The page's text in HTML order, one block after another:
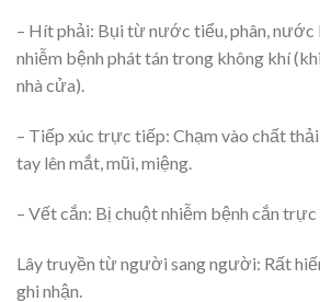
– Hít phải: Bụi từ nước tiểu, phân, nước
nhiễm bệnh phát tán trong không khí
nhà cửa).
– Tiếp xúc trực tiếp: Chạm vào chất
tay lên mắt, mũi, miệng.
– Vết cắn: Bị chuột nhiễm bệnh cắn
Lây truyền từ người sang người: Rất
ghi nhận.